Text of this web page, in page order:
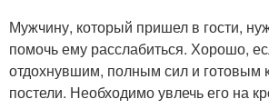
Мужчину, который пришел в гости,
помочь ему расслабиться. Хорошо,
отдохнувшим, полным сил и готовым
постели. Необходимо увлечь его на